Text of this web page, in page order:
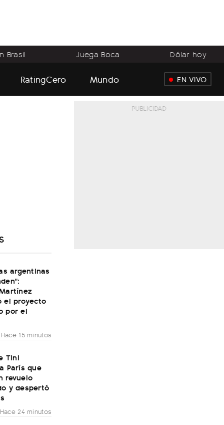
Brasil Juega Boca Dólar hoy
RatingCero Mundo EN VIVO
argentinas
el proyecto
por el
Hace 15 minutos
Tini
París que
revuelo
y despertó
Hace 24 minutos